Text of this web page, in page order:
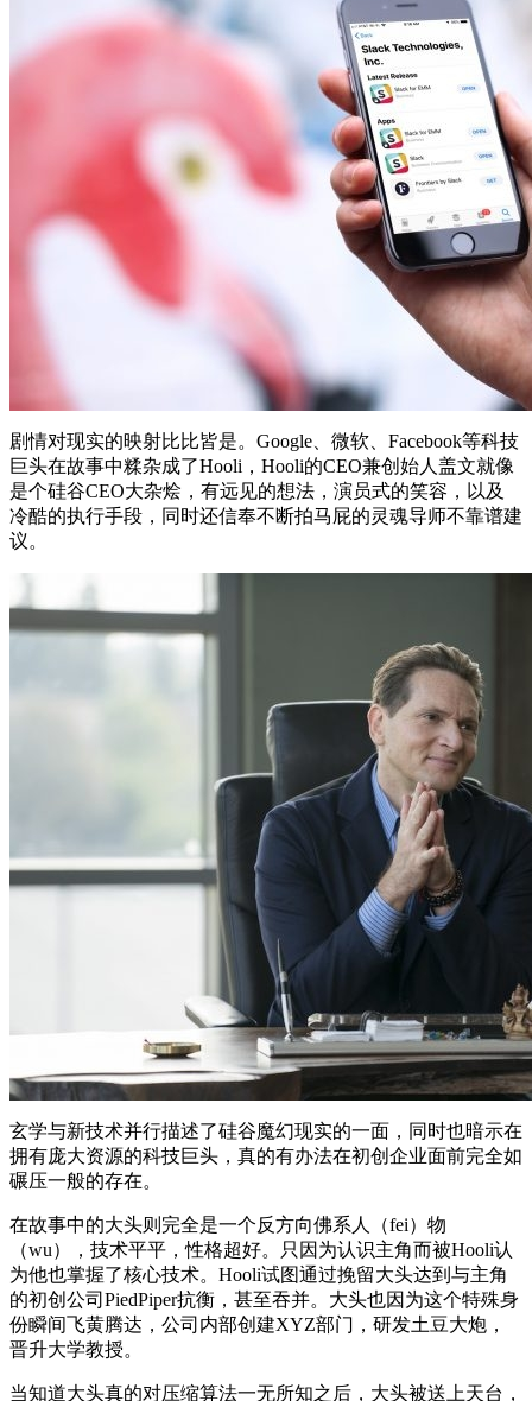
剧情对现实的映射比比皆是。Google、微软、Facebook等科技
巨头在故事中糅杂成了Hooli，Hooli的CEO兼创始人盖文就像
是个硅谷CEO大杂烩，有远见的想法，演员式的笑容，以及
冷酷的执行手段，同时还信奉不断拍马屁的灵魂导师不靠谱建
议。
玄学与新技术并行描述了硅谷魔幻现实的一面，同时也暗示在
拥有庞大资源的科技巨头，真的有办法在初创企业面前完全如
碾压一般的存在。
在故事中的大头则完全是一个反方向佛系人（fei）物
（wu），技术平平，性格超好。只因为认识主角而被Hooli认
为他也掌握了核心技术。Hooli试图通过挽留大头达到与主角
的初创公司PiedPiper抗衡，甚至吞并。大头也因为这个特殊身
份瞬间飞黄腾达，公司内部创建XYZ部门，研发土豆大炮，
晋升大学教授。
当知道大头真的对压缩算法一无所知之后，大头被送上天台，